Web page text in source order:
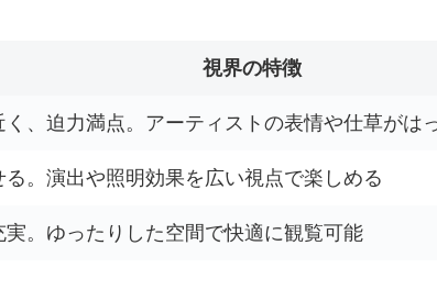
視界の特徴
く、迫力満点。アーティストの表情や仕草がは
。演出や照明効果を広い視点で楽しめる
実。ゆったりした空間で快適に観覧可能